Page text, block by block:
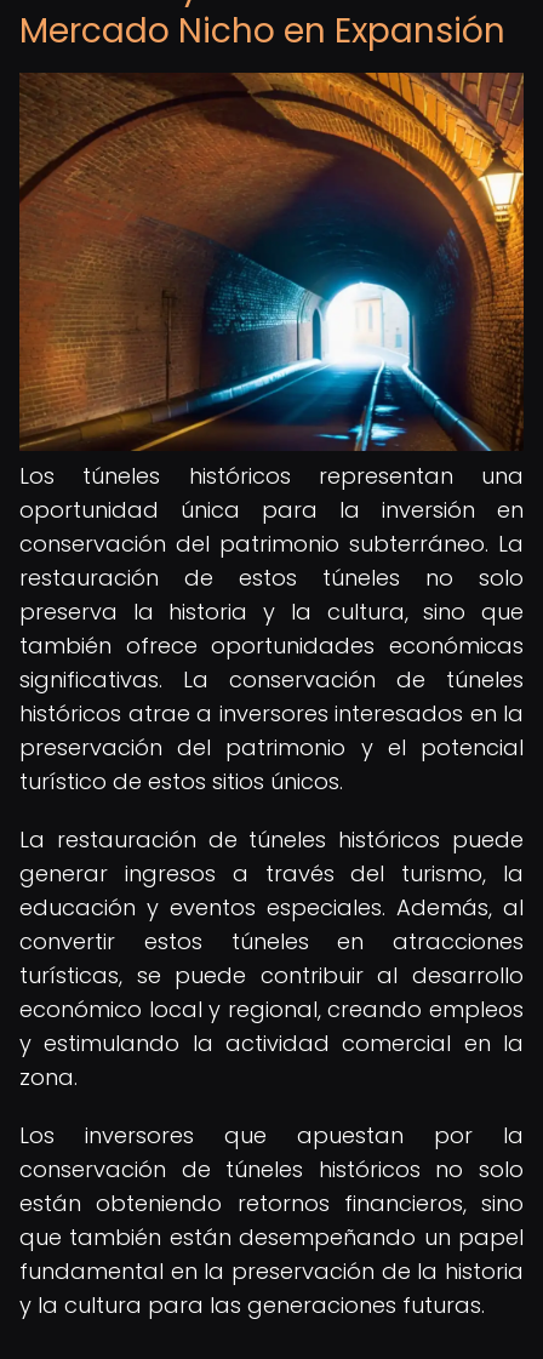
Mercado Nicho en Expansión
Los túneles históricos representan una
oportunidad única para la inversión en
conservación del patrimonio subterráneo. La
restauración de estos túneles no solo
preserva la historia y la cultura, sino que
también ofrece oportunidades económicas
significativas. La conservación de túneles
históricos atrae a inversores interesados en la
preservación del patrimonio y el potencial
turístico de estos sitios únicos.
La restauración de túneles históricos puede
generar ingresos a través del turismo, la
educación y eventos especiales. Además, al
convertir estos túneles en atracciones
turísticas, se puede contribuir al desarrollo
económico local y regional, creando empleos
y estimulando la actividad comercial en la
zona.
Los inversores que apuestan por la
conservación de túneles históricos no solo
están obteniendo retornos financieros, sino
que también están desempeñando un papel
fundamental en la preservación de la historia
y la cultura para las generaciones futuras.